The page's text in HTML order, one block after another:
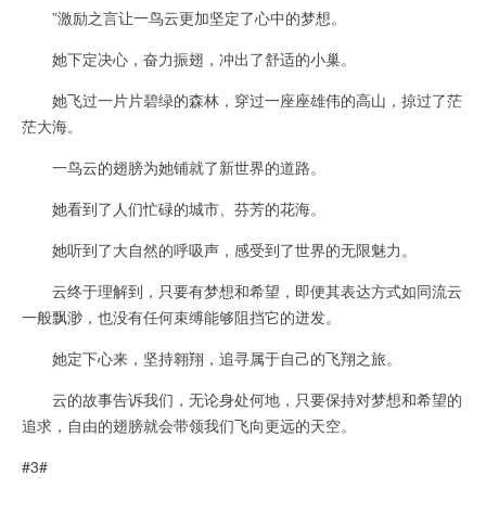
”激励之言让一鸟云更加坚定了心中的梦想。
她下定决心，奋力振翅，冲出了舒适的小巢。
她飞过一片片碧绿的森林，穿过一座座雄伟的高山，掠过了茫
茫大海。
一鸟云的翅膀为她铺就了新世界的道路。
她看到了人们忙碌的城市、芬芳的花海。
她听到了大自然的呼吸声，感受到了世界的无限魅力。
云终于理解到，只要有梦想和希望，即便其表达方式如同流云
一般飘渺，也没有任何束缚能够阻挡它的迸发。
她定下心来，坚持翱翔，追寻属于自己的飞翔之旅。
云的故事告诉我们，无论身处何地，只要保持对梦想和希望的
追求，自由的翅膀就会带领我们飞向更远的天空。
#3#